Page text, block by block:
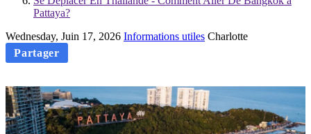
Pattaya?
Wednesday, Juin 17, 2026 Informations utiles Charlotte
Partager